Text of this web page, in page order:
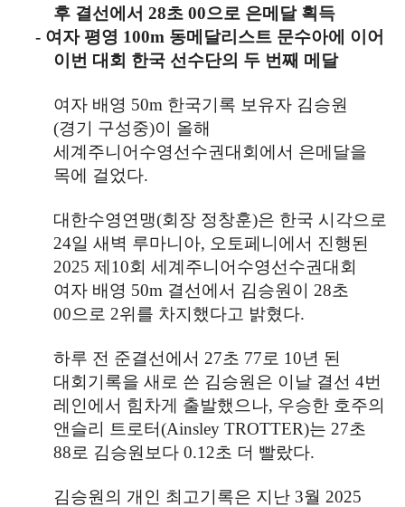
후 결선에서28초00으로 은메달 획득
- 여자 평영 100m 동메달리스트 문수아에 이어
이번 대회 한국 선수단의 두 번째 메달
여자 배영 50m 한국기록 보유자 김승원
(경기 구성중)이 올해
세계주니어수영선수권대회에서 은메달을
목에 걸었다.
대한수영연맹(회장 정창훈)은 한국 시각으로
24일 새벽 루마니아, 오토페니에서 진행된
2025제 10회 세계주니어수영선수권대회
여자 배영 50m 결선에서 김승원이 28초
00으로 2위를 차지했다고 밝혔다.
하루 전 준결선에서 27초 77로 10년 된
대회기록을 새로 쓴 김승원은 이날 결선4번
레인에서 힘차게 출발했으나, 우승한 호주의
앤슬리 트로터(Ainsley TROTTER)는 27초
88로 김승원보다0.12초 더 빨랐다.
김승원의 개인 최고기록은 지난 3월 2025